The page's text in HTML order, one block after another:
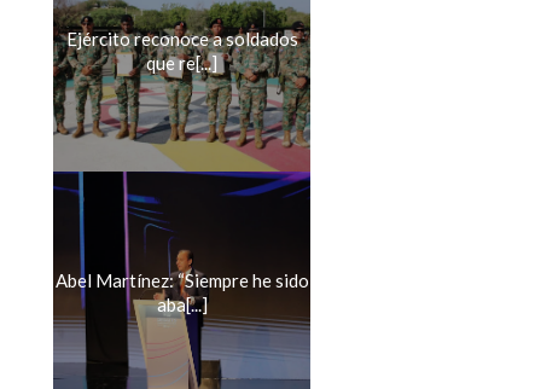
Ejército reconoce a soldados
que re[...]
Abel Martínez: “Siempre he sido
aba[...]